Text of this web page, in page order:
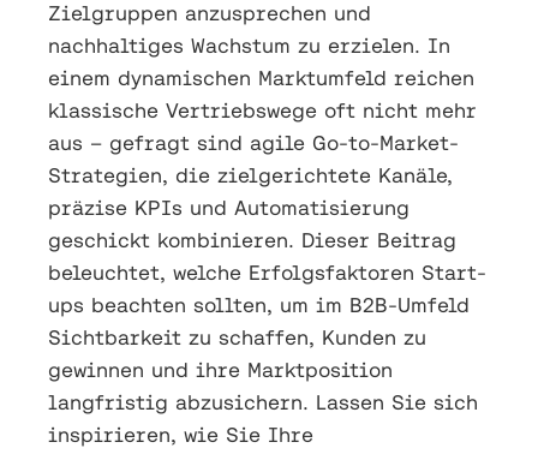
Zielgruppen anzusprechen und
nachhaltiges Wachstum zu erzielen. In
einem dynamischen Marktumfeld reichen
klassische Vertriebswege oft nicht mehr
aus – gefragt sind agile Go-to-Market-
Strategien, die zielgerichtete Kanäle,
präzise KPIs und Automatisierung
geschickt kombinieren. Dieser Beitrag
beleuchtet, welche Erfolgsfaktoren Start-
ups beachten sollten, um im B2B-Umfeld
Sichtbarkeit zu schaffen, Kunden zu
gewinnen und ihre Marktposition
langfristig abzusichern. Lassen Sie sich
inspirieren, wie Sie Ihre